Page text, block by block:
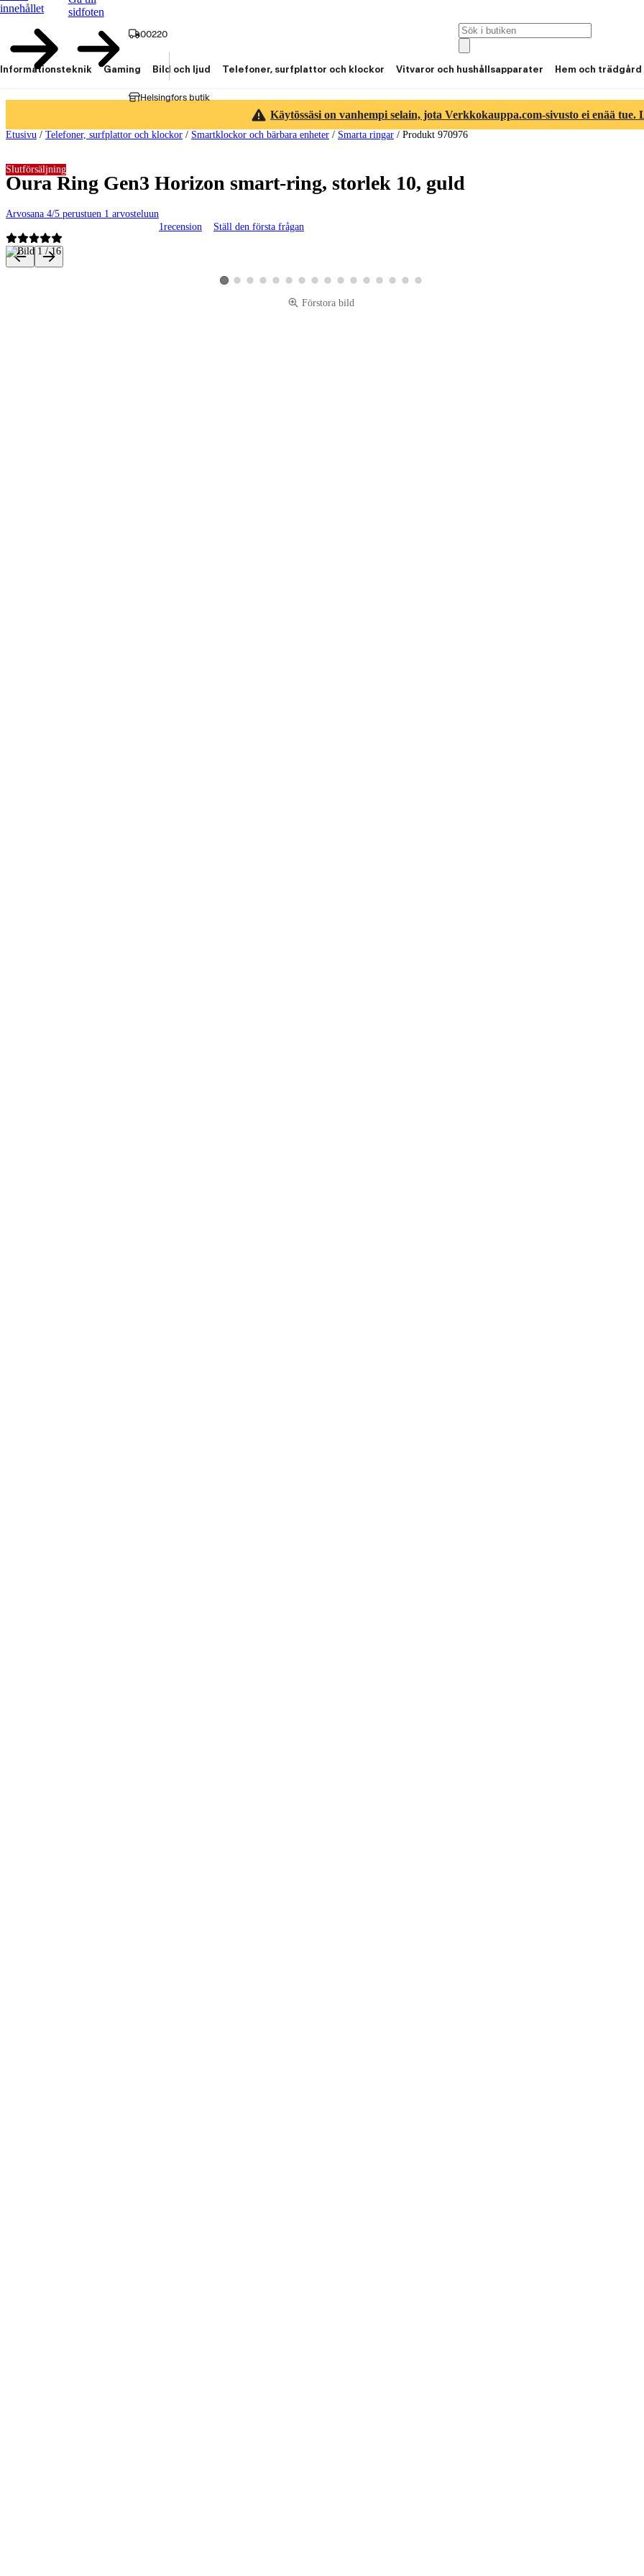
innehållet
sidfoten
00220
Helsingfors butik
Informationsteknik Gaming Bild och ljud Telefoner, surfplattor och klockor Vitvaror och hushållsapparater Hem och trädgård
Käytössäsi on vanhempi selain, jota Verkkokauppa.com-sivusto ei enää tue.
Etusivu / Telefoner, surfplattor och klockor / Smartklockor och bärbara enheter / Smarta ringar / Produkt 970976
Oura Ring Gen3 Horizon smart-ring, storlek 10, guld
Arvosana 4/5 perustuen 1 arvosteluun
1recension Ställ den första frågan
Slutförsäljning
Produktbilder och videor
Visa produktbild 1
Visa produktbild 2
Visa produktbild 3
Visa produktbild 4
Visa produktbild 5
Visa produktbild 6
Visa produktbild 7
Visa produktbild 8
Visa produktbild 9
Visa produktbild 10
Visa produktbild 11
Visa produktbild 12
Visa produktbild 13
Visa produktbild 14
Visa produktbild 15
Visa produktbild 16
Förstora bild